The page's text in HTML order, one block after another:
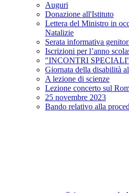
Auguri
Donazione all'Istituto
Lettera del Ministro in
Natalizie
Serata informativa
Iscrizioni per l’anno
"INCONTRI
Giornata della disabilità
A lezione di scienze
Lezione concerto sul
25 novembre 2023
Bando relativo alla